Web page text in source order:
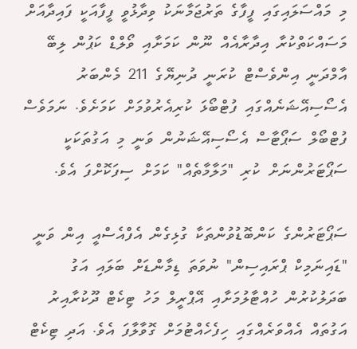
މި މައްސަލައިގައި ފީފާގެ ތަރުޖަމާނަކު ވިދާޅުވީ ފީފާއަކީ ފައިދާއަށް
މަސައްކަތްކުރާ އިދާރާއެއް ނޫން ކަމަށާއި ވޯލްޑް ކަޕުން ލިބޭ
އާމްދަނީ އިންވެސްޓް ކުރަނީ ދުނިޔޭގެ 211 މެންބަރު
އެސޯސިއޭޝަނެއްގައި ފުޓްބޯޅަ ކުރިއެރުވުމަށް ކަމަށެވެ. ނަމަވެސް
ފުޓްބޯލް ސަޕޯޓާސް އެސޯސިއޭޝަނުން ވަނީ މި އަގުތަކަކީ
ސަޕޯޓަރުންނަށް ކުރި "މަލާމާތެއް" ކަމަށް ސިފަކޮށްފަ އެވެ.
ސަޕޯޓަރުންގެ ކަންބޮޑުވުންތަކާ ގުޅިގެން އެފްއެސްއީ އިން ވަނީ
"ޑައިނަމިކް ޕްރައިސިން" ނުވަތަ ޑިމާންޑަށް ބަލައި އަގު
ބަދަލުކުރުން ހުއްޓާލުމަށާއި އޭޕްރީލް މަހު ޓިކެޓް ދޫކުރާއިރު
އަގުތައް އެއްވަރެއްގައި ހިފެހެއްޓުމަށް ގޮވާލާފަ އެވެ. އަދި ޓިކެޓް